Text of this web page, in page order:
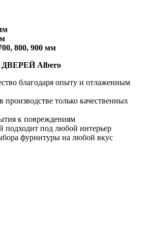
800, 900 мм
Albero
благодаря опыту и отлаженным
производстве только качественных
к повреждениям
подходит под любой интерьер
фурнитуры на любой вкус